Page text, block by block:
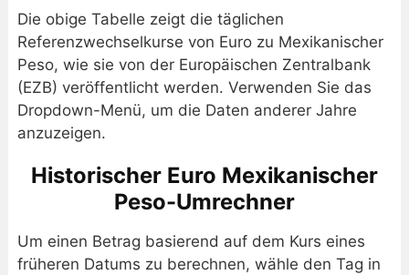
Die obige Tabelle zeigt die täglichen
Referenzwechselkurse von Euro zu Mexikanischer
Peso, wie sie von der Europäischen Zentralbank
(EZB) veröffentlicht werden. Verwenden Sie das
Dropdown-Menü, um die Daten anderer Jahre
anzuzeigen.
Historischer Euro Mexikanischer
Peso-Umrechner
Um einen Betrag basierend auf dem Kurs eines
früheren Datums zu berechnen, wähle den Tag in